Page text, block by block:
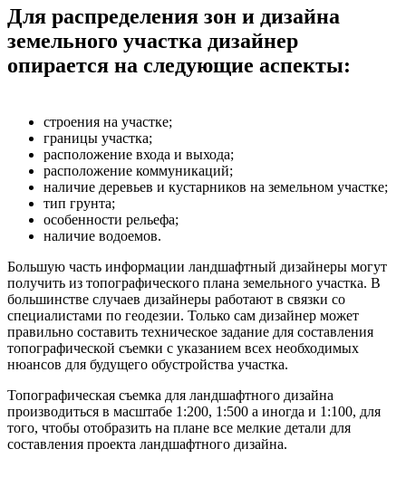
Для распределения зон и дизайна
земельного участка дизайнер
опирается на следующие аспекты:
строения на участке;
границы участка;
расположение входа и выхода;
расположение коммуникаций;
наличие деревьев и кустарников на земельном участке;
тип грунта;
особенности рельефа;
наличие водоемов.
Большую часть информации ландшафтный дизайнеры могут
получить из топографического плана земельного участка. В
большинстве случаев дизайнеры работают в связки со
специалистами по геодезии. Только сам дизайнер может
правильно составить техническое задание для составления
топографической съемки с указанием всех необходимых
нюансов для будущего обустройства участка.
Топографическая съемка для ландшафтного дизайна
производиться в масштабе 1:200, 1:500 а иногда и 1:100, для
того, чтобы отобразить на плане все мелкие детали для
составления проекта ландшафтного дизайна.